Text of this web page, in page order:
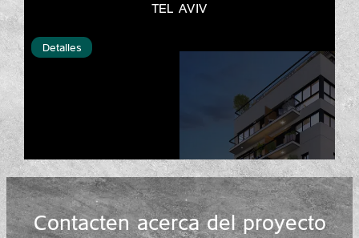
TEL AVIV
Detalles
Contacten acerca del proyecto